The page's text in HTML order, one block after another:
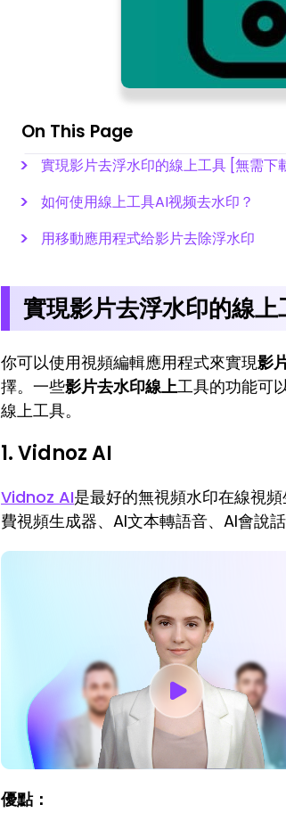
On This Page
實現影片去浮水印的線上工具 [無需下
如何使用線上工具AI视频去水印？
用移動應用程式给影片去除浮水印
實現影片去浮水印的線上
你可以使用視頻編輯應用程式來實現影
擇。一些影片去水印線上工具的功能可
線上工具。
1. Vidnoz AI
Vidnoz AI是最好的無視頻水印在線視
費視頻生成器、AI文本轉語音、AI會說
優點：